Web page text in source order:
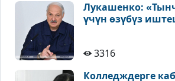
Лукашенко:
үчүн өзүбүз
3316
Колледждерге